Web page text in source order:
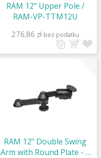
RAM 12" Upper Pole /
RAM-VP-TTM12U
276,86 zł bez podatku
RAM 12" Double Swing
Arm with Round Plate - C